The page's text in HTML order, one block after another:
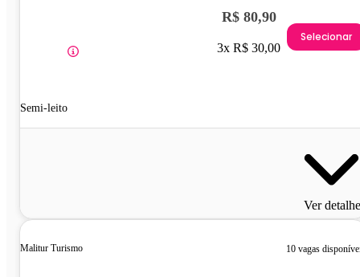
Semi-leito
R$ 80,90
3x R$ 30,00
Selecionar
Ver
Malitur Turismo 10 vagas